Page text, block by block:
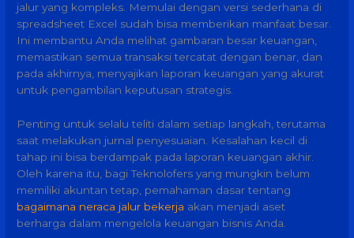
jalur yang kompleks. Memulai dengan versi sederhana di
spreadsheet Excel sudah bisa memberikan manfaat besar.
Ini membantu Anda melihat gambaran besar keuangan,
memastikan semua transaksi tercatat dengan benar, dan
pada akhirnya, menyajikan laporan keuangan yang akurat
untuk pengambilan keputusan strategis.
Penting untuk selalu teliti dalam setiap langkah, terutama
saat melakukan jurnal penyesuaian. Kesalahan kecil di
tahap ini bisa berdampak pada laporan keuangan akhir.
Oleh karena itu, bagi Teknolofers yang mungkin belum
memiliki akuntan tetap, pemahaman dasar tentang
bagaimana neraca jalur bekerja akan menjadi aset
berharga dalam mengelola keuangan bisnis Anda.